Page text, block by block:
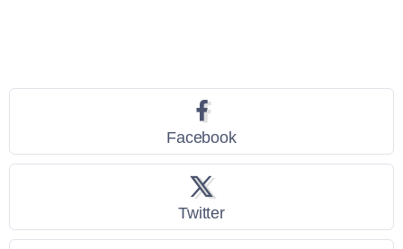
Facebook
Twitter